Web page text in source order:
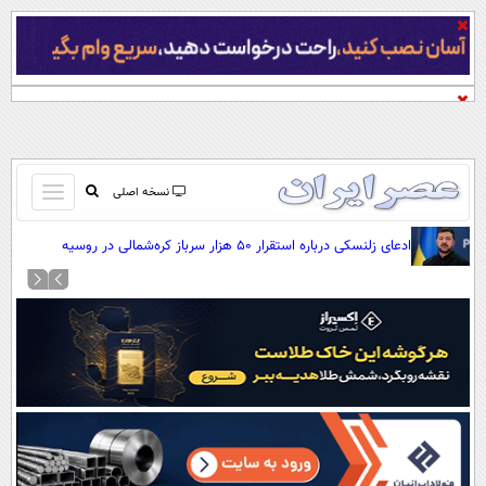
نسخه اصلی
باز
و
کردن
صفحه اول
آرشیو
نظرسنجی
آب و هوا
اوقات شرعی
سواد زندگی
ادعای زلنسکی درباره استقرار ۵۰ هزار سرباز کره‌شمالی در روسیه